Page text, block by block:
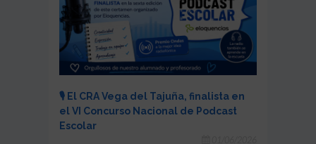
🎙️ El CRA Vega del Tajuña, finalista en
el VI Concurso Nacional de Podcast
Escolar